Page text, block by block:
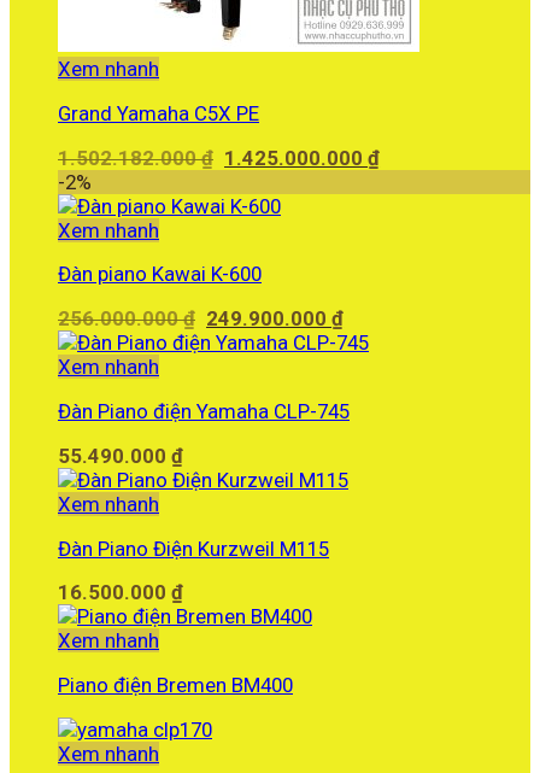
Xem nhanh
Grand Yamaha C5X PE
1.502.182.000₫ Giá
là:
1.425.000.000₫Giá
-2%
Xem nhanh
Đàn piano Kawai K-600
256.000.000₫ Giá
gốc
249.900.000₫Giá
hiện
249.900.000 ₫.
Xem nhanh
Đàn Piano điện Yamaha CLP-745
55.490.000 ₫
Xem nhanh
Đàn Piano Điện Kurzweil M115
16.500.000 ₫
Xem nhanh
Piano điện Bremen BM400
Xem nhanh